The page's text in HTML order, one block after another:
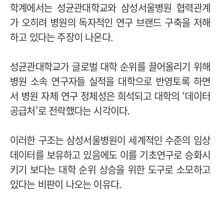
학계에서는 성균관대학교와 삼성서울병원 협력관계
가 오히려 병원의 독자적인 연구 브랜드 구축을 저해
하고 있다는 주장이 나온다.
성균관대학교가 글로벌 대학 순위를 끌어올리기 위해
병원 소속 연구자들 실적을 대학으로 반영토록 하면
서 병원 자체 연구 정체성은 희석되고 대학의 ‘데이터
공급처’로 전락했다는 시각이다.
이러한 구조는 삼성서울병원이 세계적인 수준의 임상
데이터를 보유하고 있음에도 이를 기초연구로 승화시
키기 보다는 대학 순위 상승을 위한 도구로 소모하고
있다는 비판이 나오는 이유다.